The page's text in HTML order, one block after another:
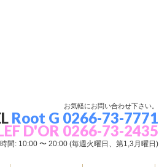
お気軽にお問い合わせ下さい。
Root G 0266-73-7771
D'OR 0266-73-2435
間: 10:00 〜 20:00 (毎週火曜日、第1,3月曜日)